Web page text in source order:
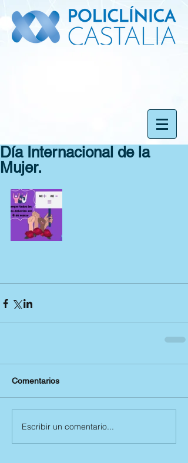
Día Internacional de la
Mujer.
Comentarios
Escribir un comentario...